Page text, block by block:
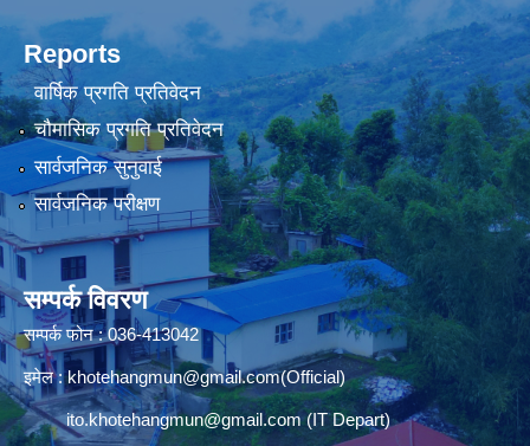
Reports
वार्षिक प्रगति प्रतिवेदन
चौमासिक प्रगति प्रतिवेदन
सार्वजनिक सुनुवाई
सार्वजनिक परीक्षण
सम्पर्क विवरण
सम्पर्क फोन : 036-413042
इमेल :khotehangmun@gmail.com(Official)
ito.khotehangmun@gmail.com(IT Depart)